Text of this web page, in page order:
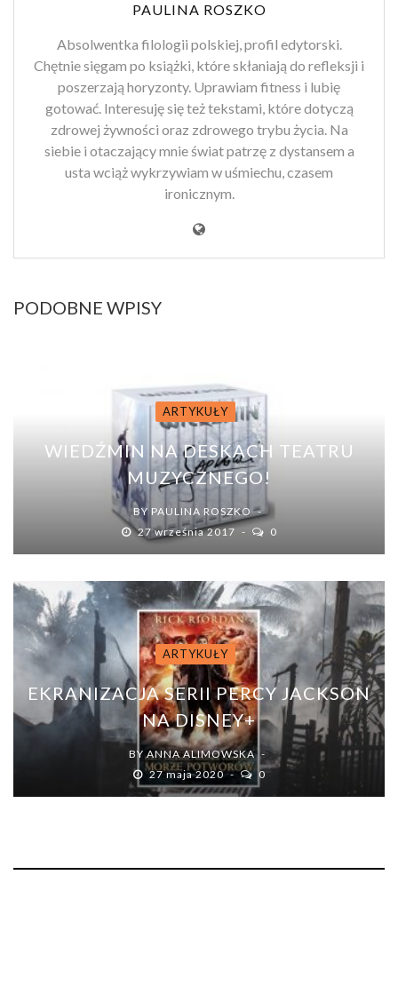
PAULINA ROSZKO
Absolwentka filologii polskiej, profil edytorski.
Chętnie sięgam po książki, które skłaniają do refleksji i
poszerzają horyzonty. Uprawiam fitness i lubię
gotować. Interesuję się też tekstami, które dotyczą
zdrowej żywności oraz zdrowego trybu życia. Na
siebie i otaczający mnie świat patrzę z dystansem a
usta wciąż wykrzywiam w uśmiechu, czasem
ironicznym.
PODOBNE WPISY
ARTYKUŁY
WIEDŹMIN NA DESKACH TEATRU
MUZYCZNEGO!
BY PAULINA ROSZKO
27 września 2017
0
ARTYKUŁY
EKRANIZACJA SERII PERCY JACKSON
NA DISNEY+
BYANNA ALIMOWSKA
27 maja 2020
0